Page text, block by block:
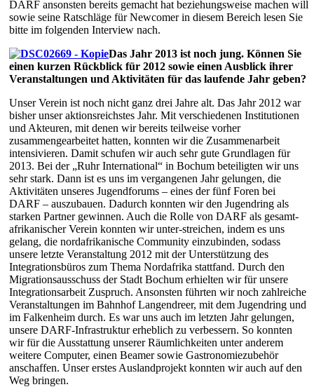
DARF ansonsten bereits gemacht hat beziehungsweise machen will
sowie seine Ratschläge für Newcomer in diesem Bereich lesen Sie
bitte im folgenden Interview nach.
Das Jahr 2013 ist noch jung. Können Sie
einen kurzen Rückblick für 2012 sowie einen Ausblick ihrer
Veranstaltungen und Aktivitäten für das laufende Jahr geben?
Unser Verein ist noch nicht ganz drei Jahre alt. Das Jahr 2012 war
bisher unser aktionsreichstes Jahr. Mit verschiedenen Institutionen
und Akteuren, mit denen wir bereits teilweise vorher
zusammengearbeitet hatten, konnten wir die Zusammenarbeit
intensivieren. Damit schufen wir auch sehr gute Grundlagen für
2013. Bei der „Ruhr International“ in Bochum beteiligten wir uns
sehr stark. Dann ist es uns im vergangenen Jahr gelungen, die
Aktivitäten unseres Jugendforums – eines der fünf Foren bei
DARF – auszubauen. Dadurch konnten wir den Jugendring als
starken Partner gewinnen. Auch die Rolle von DARF als gesamt-
afrikanischer Verein konnten wir unter-streichen, indem es uns
gelang, die nordafrikanische Community einzubinden, sodass
unsere letzte Veranstaltung 2012 mit der Unterstützung des
Integrationsbüros zum Thema Nordafrika stattfand. Durch den
Migrationsausschuss der Stadt Bochum erhielten wir für unsere
Integrationsarbeit Zuspruch. Ansonsten führten wir noch zahlreiche
Veranstaltungen im Bahnhof Langendreer, mit dem Jugendring und
im Falkenheim durch. Es war uns auch im letzten Jahr gelungen,
unsere DARF-Infrastruktur erheblich zu verbessern. So konnten
wir für die Ausstattung unserer Räumlichkeiten unter anderem
weitere Computer, einen Beamer sowie Gastronomiezubehör
anschaffen. Unser erstes Auslandprojekt konnten wir auch auf den
Weg bringen.